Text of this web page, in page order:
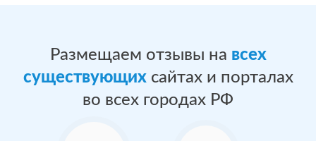
Размещаем отзывы на всех
существующихсайтах и порталах
во всех городах РФ